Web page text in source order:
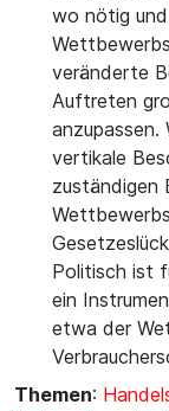
wo nötig
veränderte
Auftreten
vertikale
zuständigen
Politisch ist
ein
etwa der
Themen: